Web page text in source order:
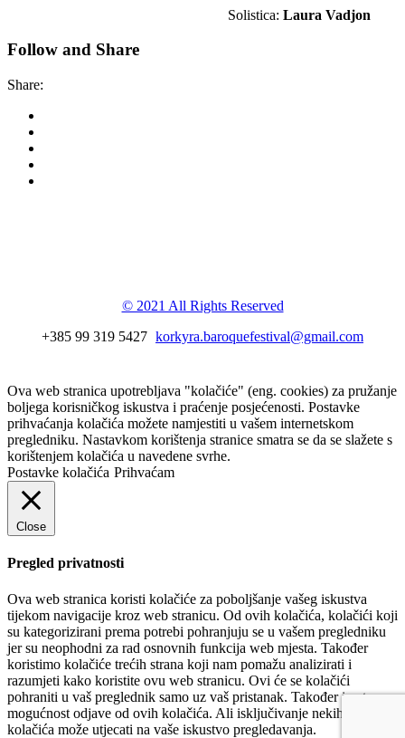
Solistica: Laura Vadjon
Follow and Share
Share:
© 2021 All Rights Reserved
+385 99 319 5427 korkyra.baroquefestival@gmail.com
Ova web stranica upotrebljava "kolačiće" (eng. cookies) za pružanje
boljega korisničkog iskustva i praćenje posjećenosti. Postavke
prihvaćanja kolačića možete namjestiti u vašem internetskom
pregledniku. Nastavkom korištenja stranice smatra se da se slažete s
korištenjem kolačića u navedene svrhe.
Postavke kolačića Prihvaćam
Close
Pregled privatnosti
Ova web stranica koristi kolačiće za poboljšanje vašeg iskustva
tijekom navigacije kroz web stranicu. Od ovih kolačića, kolačići koji
su kategorizirani prema potrebi pohranjuju se u vašem pregledniku
jer su neophodni za rad osnovnih funkcija web mjesta. Također
koristimo kolačiće trećih strana koji nam pomažu analizirati i
razumjeti kako koristite ovu web stranicu. Ovi će se kolačići
pohraniti u vaš preglednik samo uz vaš pristanak. Također imate
mogućnost odjave od ovih kolačića. Ali isključivanje nekih od ovih
kolačića može utjecati na vaše iskustvo pregledavanja.